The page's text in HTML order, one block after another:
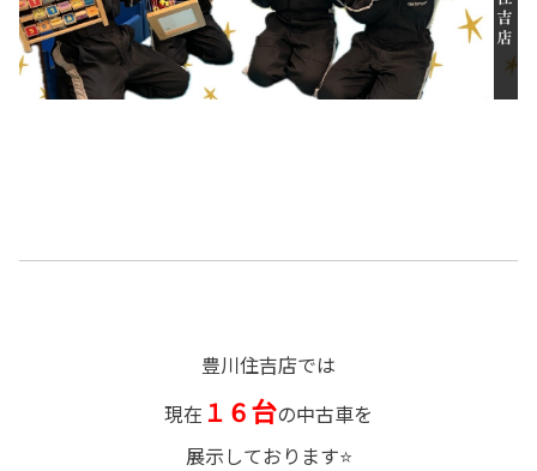
豊川住吉店では
現在 １６台の中古車を
展示しております⭐